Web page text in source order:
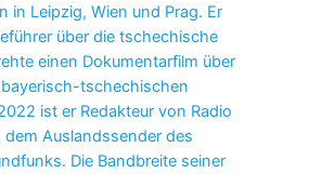
in Leipzig, Wien und Prag. Er
über die tschechische
einen Dokumentarfilm über
tschechischen
ist er Redakteur von Radio
dem Auslandssender des
Die Bandbreite seiner